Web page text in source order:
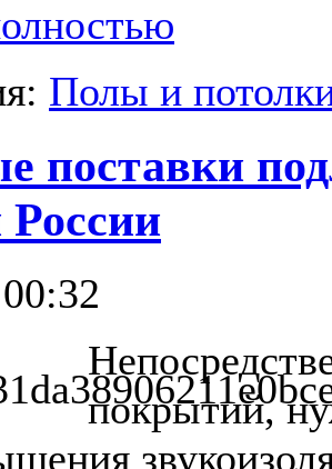
Полы и
поставки
России
покрытий,